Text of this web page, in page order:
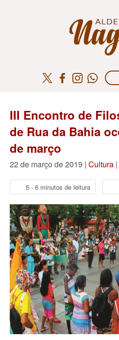
III Encontro de
de Rua da Bahia
de março
22 de março de 2019 | Cultura
5 - 6 minutos de leitura